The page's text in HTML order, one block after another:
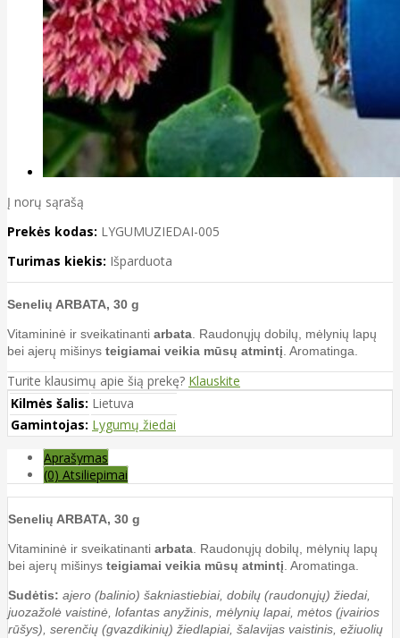
Į norų sąrašą
Prekės kodas: LYGUMUZIEDAI-005
Turimas kiekis: Išparduota
Senelių ARBATA, 30 g
Vitamininė ir sveikatinanti arbata . Raudonųjų dobilų, mėlynių lapų
bei ajerų mišinys teigiamai veikia mūsų atmintį . Aromatinga.
Turite klausimų apie šią prekę? Klauskite
Kilmės šalis: Lietuva
Gamintojas: Lygumų žiedai
Aprašymas
(0) Atsiliepimai
Senelių ARBATA, 30 g
Vitamininė ir sveikatinanti arbata . Raudonųjų dobilų, mėlynių lapų
bei ajerų mišinys teigiamai veikia mūsų atmintį . Aromatinga.
Sudėtis: ajero (balinio) šakniastiebiai, dobilų (raudonųjų) žiedai,
juozažolė vaistinė, lofantas anyžinis, mėlynių lapai, mėtos (įvairios
rūšys), serenčių (gvazdikinių) žiedlapiai, šalavijas vaistinis, ežiuolių